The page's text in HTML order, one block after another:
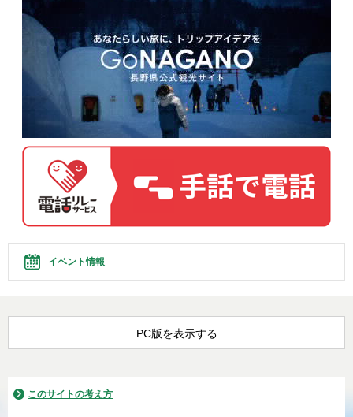
イベント情報
PC版を表示する
このサイトの考え方